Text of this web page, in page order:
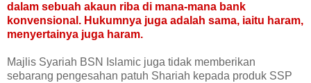
dalam sebuah akaun riba di mana-mana bank
konvensional. Hukumnya juga adalah sama, iaitu haram,
menyertainya juga haram.
Majlis Syariah BSN Islamic juga tidak memberikan
sebarang pengesahan patuh Shariah kepada produk SSP